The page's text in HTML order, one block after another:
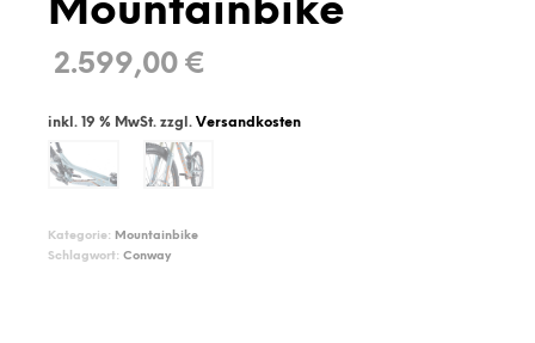
2.599,00 €
inkl. 19 % MwSt. zzgl. Versandkosten
Kategorie: Mountainbike
Schlagwort: Conway